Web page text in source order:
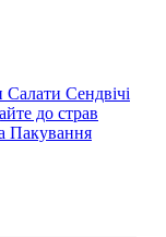
Салати Сендвічі
до страв
Пакування